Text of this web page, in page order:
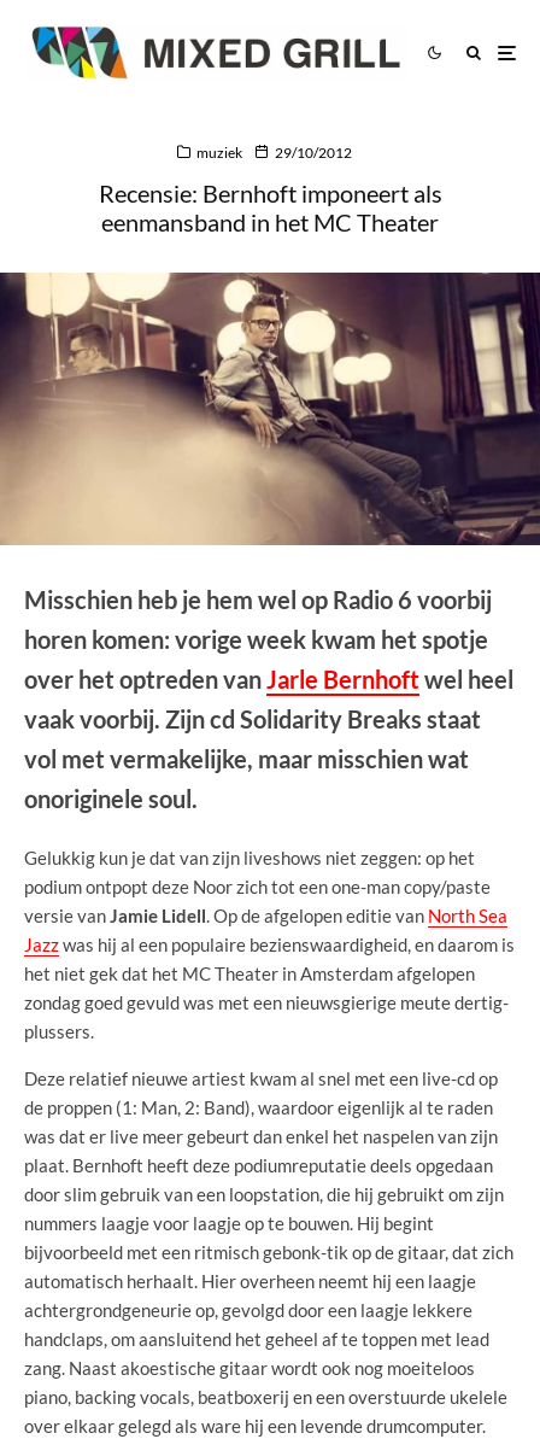
muziek 29/10/2012
Recensie: Bernhoft imponeert als
eenmansband in het MC Theater
Misschien heb je hem wel op Radio 6 voorbij
horen komen: vorige week kwam het spotje
over het optreden vanJarle Bernhoftwel heel
vaak voorbij. Zijn cd Solidarity Breaks staat
vol met vermakelijke, maar misschien wat
onoriginele soul.
Gelukkig kun je dat van zijn liveshows niet zeggen: op het
podium ontpopt deze Noor zich tot een one-man copy/paste
versie vanJamie Lidell. Op de afgelopen editie van North Sea
Jazzwas hij al een populaire bezienswaardigheid, en daarom is
het niet gek dat het MC Theater in Amsterdam afgelopen
zondag goed gevuld was met een nieuwsgierige meute dertig-
plussers.
Deze relatief nieuwe artiest kwam al snel met een live-cd op
de proppen (1: Man, 2: Band), waardoor eigenlijk al te raden
was dat er live meer gebeurt dan enkel het naspelen van zijn
plaat. Bernhoft heeft deze podiumreputatie deels opgedaan
door slim gebruik van een loopstation, die hij gebruikt om zijn
nummers laagje voor laagje op te bouwen. Hij begint
bijvoorbeeld met een ritmisch gebonk-tik op de gitaar, dat zich
automatisch herhaalt. Hier overheen neemt hij een laagje
achtergrondgeneurie op, gevolgd door een laagje lekkere
handclaps, om aansluitend het geheel af te toppen met lead
zang. Naast akoestische gitaar wordt ook nog moeiteloos
piano, backing vocals, beatboxerij en een overstuurde ukelele
over elkaar gelegd als ware hij een levende drumcomputer.